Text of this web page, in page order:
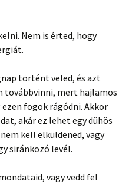
Nem is érted, hogy
történt veled, és azt
továbbvinni, mert hajlamos
fogok rágódni. Akkor
akár ez lehet egy dühös
kell elküldened, vagy
siránkozó levél.
vagy vedd fel